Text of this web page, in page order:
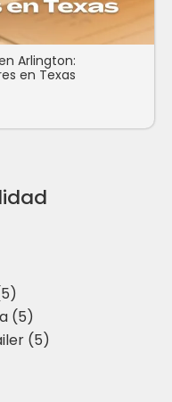
Arlington:
en Texas
(5)
(5)